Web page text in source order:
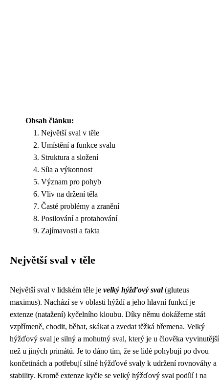
Obsah článku:
Největší sval v těle
Umístění a funkce svalu
Struktura a složení
Síla a výkonnost
Význam pro pohyb
Vliv na držení těla
Časté problémy a zranění
Posilování a protahování
Zajímavosti a fakta
Největší sval v těle
Největší sval v lidském těle je velký hýžďový sval(gluteus
maximus). Nachází se v oblasti hýždí a jeho hlavní funkcí je
extenze (natažení) kyčelního kloubu. Díky němu dokážeme stát
vzpřímeně, chodit, běhat, skákat a zvedat těžká břemena. Velký
hýžďový sval je silný a mohutný sval, který je u člověka vyvinutější
než u jiných primátů. Je to dáno tím, že se lidé pohybují po dvou
končetinách a potřebují silné hýžďové svaly k udržení rovnováhy a
stability. Kromě extenze kyčle se velký hýžďový sval podílí i na